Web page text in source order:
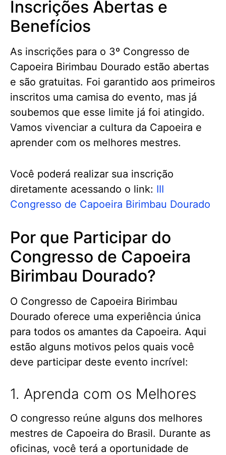
Inscrições Abertas e
Benefícios
As inscrições para o 3º Congresso de
Capoeira Birimbau Dourado estão abertas
e são gratuitas. Foi garantido aos primeiros
inscritos uma camisa do evento, mas já
soubemos que esse limite já foi atingido.
Vamos vivenciar a cultura da Capoeira e
aprender com os melhores mestres.
Você poderá realizar sua inscrição
diretamente acessando o link: III
Congresso de Capoeira Birimbau Dourado
Por que Participar do
Congresso de Capoeira
Birimbau Dourado?
O Congresso de Capoeira Birimbau
Dourado oferece uma experiência única
para todos os amantes da Capoeira. Aqui
estão alguns motivos pelos quais você
deve participar deste evento incrível:
1. Aprenda com os Melhores
O congresso reúne alguns dos melhores
mestres de Capoeira do Brasil. Durante as
oficinas, você terá a oportunidade de